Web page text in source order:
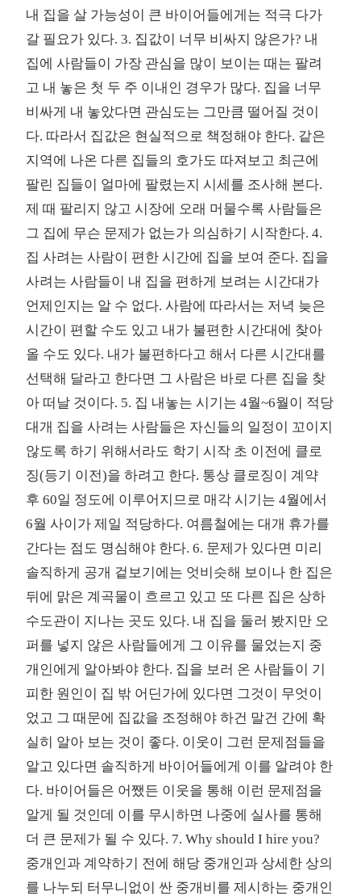
내 집을 살 가능성이 큰 바이어들에게는 적극 다가
갈 필요가 있다. 3. 집값이 너무 비싸지 않은가? 내
집에 사람들이 가장 관심을 많이 보이는 때는 팔려
고 내 놓은 첫 두 주 이내인 경우가 많다. 집을 너무
비싸게 내 놓았다면 관심도는 그만큼 떨어질 것이
다. 따라서 집값은 현실적으로 책정해야 한다. 같은
지역에 나온 다른 집들의 호가도 따져보고 최근에
팔린 집들이 얼마에 팔렸는지 시세를 조사해 본다.
제 때 팔리지 않고 시장에 오래 머물수록 사람들은
그 집에 무슨 문제가 없는가 의심하기 시작한다. 4.
집 사려는 사람이 편한 시간에 집을 보여 준다. 집을
사려는 사람들이 내 집을 편하게 보려는 시간대가
언제인지는 알 수 없다. 사람에 따라서는 저녁 늦은
시간이 편할 수도 있고 내가 불편한 시간대에 찾아
올 수도 있다. 내가 불편하다고 해서 다른 시간대를
선택해 달라고 한다면 그 사람은 바로 다른 집을 찾
아 떠날 것이다. 5. 집 내놓는 시기는 4월~6월이 적당
대개 집을 사려는 사람들은 자신들의 일정이 꼬이지
않도록 하기 위해서라도 학기 시작 초 이전에 클로
징(등기 이전)을 하려고 한다. 통상 클로징이 계약
후 60일 정도에 이루어지므로 매각 시기는 4월에서
6월 사이가 제일 적당하다. 여름철에는 대개 휴가를
간다는 점도 명심해야 한다. 6. 문제가 있다면 미리
솔직하게 공개 겉보기에는 엇비슷해 보이나 한 집은
뒤에 맑은 계곡물이 흐르고 있고 또 다른 집은 상하
수도관이 지나는 곳도 있다. 내 집을 둘러 봤지만 오
퍼를 넣지 않은 사람들에게 그 이유를 물었는지 중
개인에게 알아봐야 한다. 집을 보러 온 사람들이 기
피한 원인이 집 밖 어딘가에 있다면 그것이 무엇이
었고 그 때문에 집값을 조정해야 하건 말건 간에 확
실히 알아 보는 것이 좋다. 이웃이 그런 문제점들을
알고 있다면 솔직하게 바이어들에게 이를 알려야 한
다. 바이어들은 어쨌든 이웃을 통해 이런 문제점을
알게 될 것인데 이를 무시하면 나중에 실사를 통해
더 큰 문제가 될 수 있다. 7. Why should I hire you?
중개인과 계약하기 전에 해당 중개인과 상세한 상의
를 나누되 터무니없이 싼 중개비를 제시하는 중개인